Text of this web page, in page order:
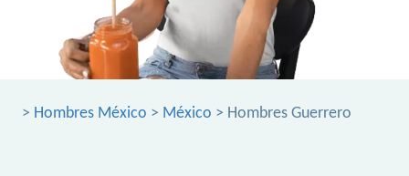
> Hombres México > México > Hombres Guerrero